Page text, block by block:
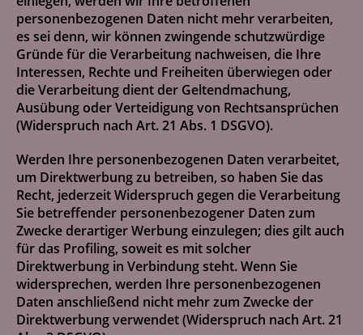
personenbezogenen Daten nicht mehr verarbeiten,
es sei denn, wir können zwingende schutzwürdige
Gründe für die Verarbeitung nachweisen, die Ihre
Interessen, Rechte und Freiheiten überwiegen oder
die Verarbeitung dient der Geltendmachung,
Ausübung oder Verteidigung von Rechtsansprüchen
(Widerspruch nach Art. 21 Abs. 1 DSGVO).
Werden Ihre personenbezogenen Daten verarbeitet,
um Direktwerbung zu betreiben, so haben Sie das
Recht, jederzeit Widerspruch gegen die Verarbeitung
Sie betreffender personenbezogener Daten zum
Zwecke derartiger Werbung einzulegen; dies gilt auch
für das Profiling, soweit es mit solcher
Direktwerbung in Verbindung steht. Wenn Sie
widersprechen, werden Ihre personenbezogenen
Daten anschließend nicht mehr zum Zwecke der
Direktwerbung verwendet (Widerspruch nach Art. 21